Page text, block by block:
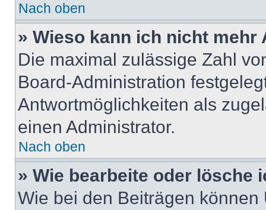
Nach oben
» Wieso kann ich nicht
Die maximal zulässige Zahl
Board-Administration
Antwortmöglichkeiten als
einen Administrator.
Nach oben
» Wie bearbeite oder lösche
Wie bei den Beiträgen